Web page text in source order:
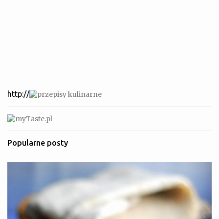
http://
Popularne posty